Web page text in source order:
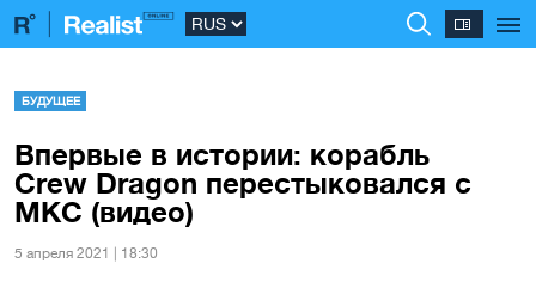
БУДУЩЕЕ
Впервые в истории: корабль
Crew Dragon перестыковался с
МКС (видео)
5 апреля 2021 | 18:30